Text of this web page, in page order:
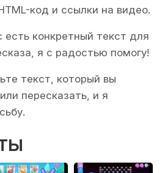
код и ссылки на видео.
есть конкретный текст для
я с радостью помогу!
текст, который вы
пересказать, и я